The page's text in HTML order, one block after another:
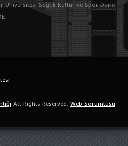
Üniversitesi Sağlık Kültür ve Spor Daire
All Rights Reserved. Web Sorumlusu